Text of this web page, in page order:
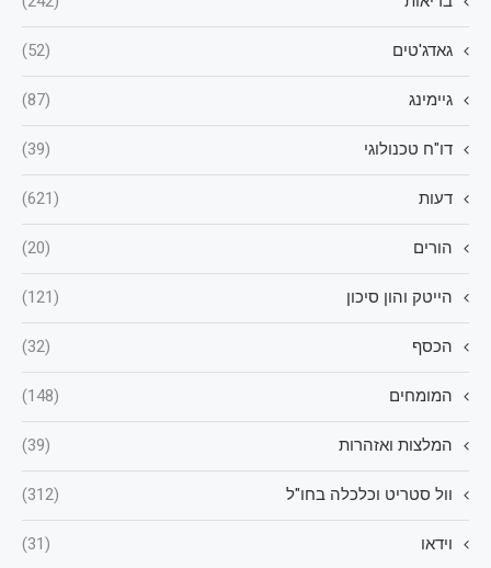
גאדג'טים (52)
גיימינג (87)
דו"ח טכנולוגי (39)
דעות (621)
הורים (20)
הייטק והון סיכון (121)
הכסף (32)
המומחים (148)
המלצות ואזהרות (39)
וול סטריט וכלכלה בחו"ל (312)
וידאו (31)